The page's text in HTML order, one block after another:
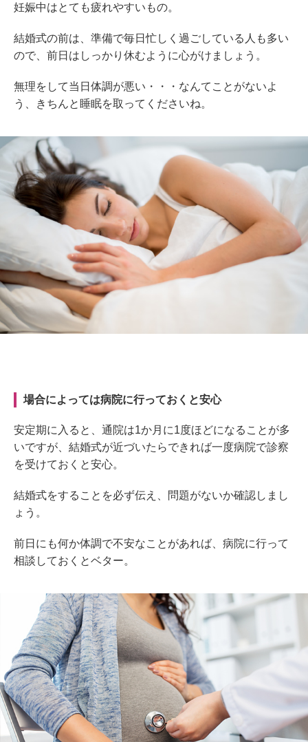
妊娠中はとても疲れやすいもの。
結婚式の前は、準備で毎日忙しく過ごしている人も多い
ので、前日はしっかり休むように心がけましょう。
無理をして当日体調が悪い・・・なんてことがないよ
う、きちんと睡眠を取ってくださいね。
場合によっては病院に行っておくと安心
安定期に入ると、通院は1か月に1度ほどになることが多
いですが、結婚式が近づいたらできれば一度病院で診察
を受けておくと安心。
結婚式をすることを必ず伝え、問題がないか確認しまし
ょう。
前日にも何か体調で不安なことがあれば、病院に行って
相談しておくとベター。